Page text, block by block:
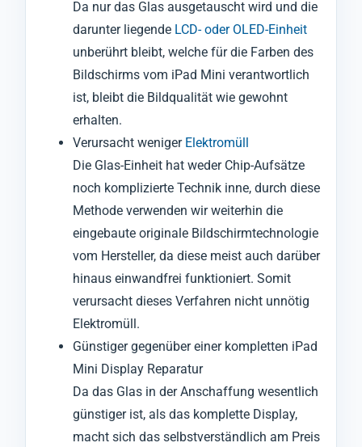
Da nur das Glas ausgetauscht wird und die
darunter liegende LCD- oder OLED-Einheit
unberührt bleibt, welche für die Farben des
Bildschirms vom iPad Mini verantwortlich
ist, bleibt die Bildqualität wie gewohnt
erhalten.
Verursacht weniger Elektromüll
Die Glas-Einheit hat weder Chip-Aufsätze
noch komplizierte Technik inne, durch diese
Methode verwenden wir weiterhin die
eingebaute originale Bildschirmtechnologie
vom Hersteller, da diese meist auch darüber
hinaus einwandfrei funktioniert. Somit
verursacht dieses Verfahren nicht unnötig
Elektromüll.
Günstiger gegenüber einer kompletten iPad
Mini Display Reparatur
Da das Glas in der Anschaffung wesentlich
günstiger ist, als das komplette Display,
macht sich das selbstverständlich am Preis